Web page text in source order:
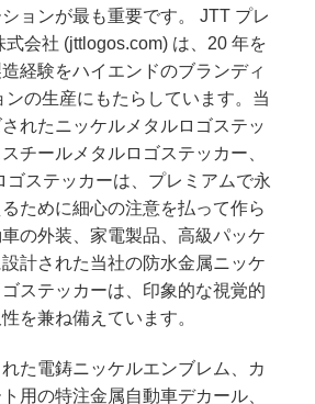
ョンが最も重要です。 JTT プレ
式会社 (jttlogos.com) は、20 年を
経験をハイエンドのブランディ
ンの生産にもたらしています。当
れたニッケルメタルロゴステッ
チールメタルロゴステッカー、
ゴステッカーは、プレミアムで永
ために細心の注意を払って作ら
の外装、家電製品、高級パッケ
計された当社の防水金属ニッケ
ステッカーは、印象的な視覚的
を兼ね備えています。
た電鋳ニッケルエンブレム、カ
用の特注金属自動車デカール、